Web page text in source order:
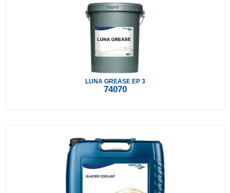
LUNA GREASE EP 3
74070